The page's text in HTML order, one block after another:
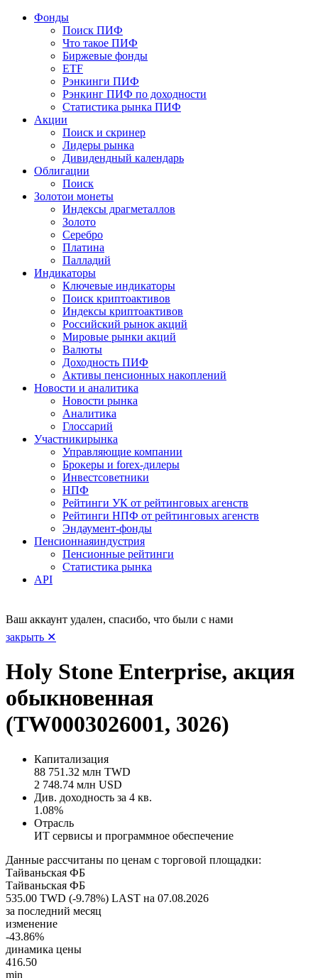
Фонды
Поиск ПИФ
Что такое ПИФ
Биржевые фонды
ETF
Рэнкинги ПИФ
Рэнкинг ПИФ по доходности
Статистика рынка ПИФ
Акции
Поиск и скринер
Лидеры рынка
Дивидендный календарь
Облигации
Поиск
Золотои монеты
Индексы драгметаллов
Золото
Серебро
Платина
Палладий
Индикаторы
Ключевые индикаторы
Поиск криптоактивов
Индексы криптоактивов
Российский рынок акций
Мировые рынки акций
Валюты
Доходность ПИФ
Активы пенсионных накоплений
Новости и аналитика
Новости рынка
Аналитика
Глоссарий
Участникирынка
Управляющие компании
Брокеры и forex-дилеры
Инвестсоветники
НПФ
Рейтинги УК от рейтинговых агенств
Рейтинги НПФ от рейтинговых агенств
Эндаумент-фонды
Пенсионнаяиндустрия
Пенсионные рейтинги
Статистика рынка
API
Ваш аккаунт удален, спасибо, что были с нами
закрыть ✕
Holy Stone Enterprise, акция
обыкновенная
(TW0003026001, 3026)
Капитализация
88 751.32 млн TWD
2 748.74 млн USD
Див. доходность за 4 кв.
1.08%
Отрасль
ИТ сервисы и программное обеспечение
Данные рассчитаны по ценам с торговой площадки:
Тайваньская ФБ
Тайваньская ФБ
535.00 TWD (-9.78%) LAST на 07.08.2026
за последний месяц
изменение
-43.86%
динамика цены
416.50
min